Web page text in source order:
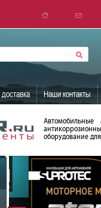
Наши контакты
оборудование